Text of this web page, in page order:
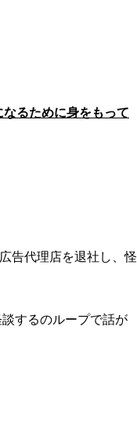
るために身をもって
告代理店を退社し、怪
するのループで話が